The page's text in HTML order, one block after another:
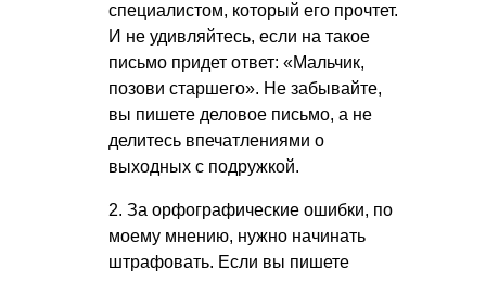
специалистом, который его прочтет.
И не удивляйтесь, если на такое
письмо придет ответ: «Мальчик,
позови старшего». Не забывайте,
вы пишете деловое письмо, а не
делитесь впечатлениями о
выходных с подружкой.
2. За орфографические ошибки, по
моему мнению, нужно начинать
штрафовать. Если вы пишете